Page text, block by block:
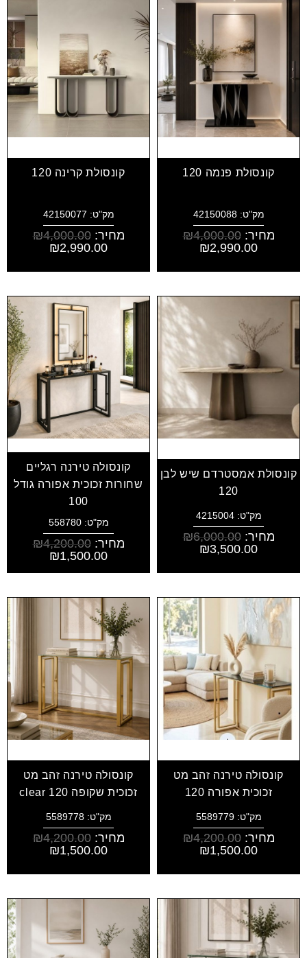
קונסולת פנמה 120
מק"ט: 42150088
מחיר: ₪4,000.00
₪2,990.00
קונסולת קרינה 120
מק"ט: 42150077
מחיר: ₪4,000.00
₪2,990.00
קונסולת אמסטרדם שיש לבן
120
מק"ט: 4215004
מחיר: ₪6,000.00
₪3,500.00
קונסולה טירנה רגליים
שחורות זכוכית אפורה גודל
100
מק"ט: 558780
מחיר: ₪4,200.00
₪1,500.00
קונסולה טירנה זהב מט
זכוכית אפורה 120
מק"ט: 5589779
מחיר: ₪4,200.00
₪1,500.00
קונסולה טירנה זהב מט
זכוכית שקופה clear 120
מק"ט: 5589778
מחיר: ₪4,200.00
₪1,500.00